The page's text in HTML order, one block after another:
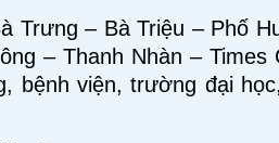
Trưng – Bà Triệu – Phố
– Thanh Nhàn –
bệnh viện, trường đại